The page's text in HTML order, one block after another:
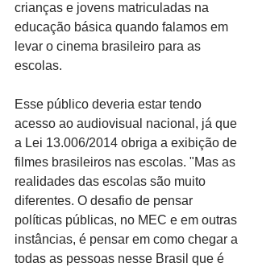
crianças e jovens matriculadas na
educação básica quando falamos em
levar o cinema brasileiro para as
escolas.
Esse público deveria estar tendo
acesso ao audiovisual nacional, já que
a Lei 13.006/2014 obriga a exibição de
filmes brasileiros nas escolas. "Mas as
realidades das escolas são muito
diferentes. O desafio de pensar
políticas públicas, no MEC e em outras
instâncias, é pensar em como chegar a
todas as pessoas nesse Brasil que é